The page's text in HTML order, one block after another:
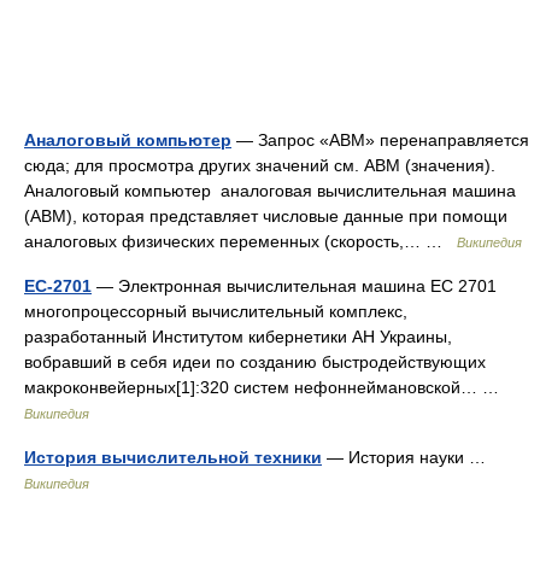
Аналоговый компьютер — Запрос «АВМ» перенаправляется
сюда; для просмотра других значений см. АВМ (значения).
Аналоговый компьютер аналоговая вычислительная машина
(АВМ), которая представляет числовые данные при помощи
аналоговых физических переменных (скорость,… …
Википедия
ЕС-2701 — Электронная вычислительная машина ЕС 2701
многопроцессорный вычислительный комплекс,
разработанный Институтом кибернетики АН Украины,
вобравший в себя идеи по созданию быстродействующих
макроконвейерных[1]:320 систем нефоннеймановской… …
Википедия
История вычислительной техники — История науки …
Википедия